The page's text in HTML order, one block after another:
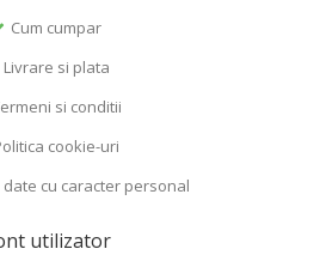
Cum cumpar
Livrare si plata
si conditii
cookie-uri
cu caracter personal
utilizator